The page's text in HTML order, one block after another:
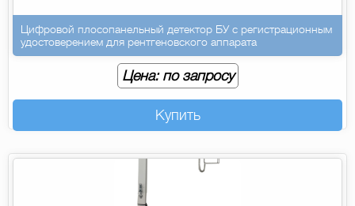
Цифровой плосопанельный детектор БУ с регистрационным
удостоверением для рентгеновского аппарата
Цена: по запросу
Купить